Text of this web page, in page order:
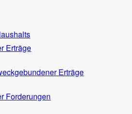
Erträge
Erträge
Forderungen